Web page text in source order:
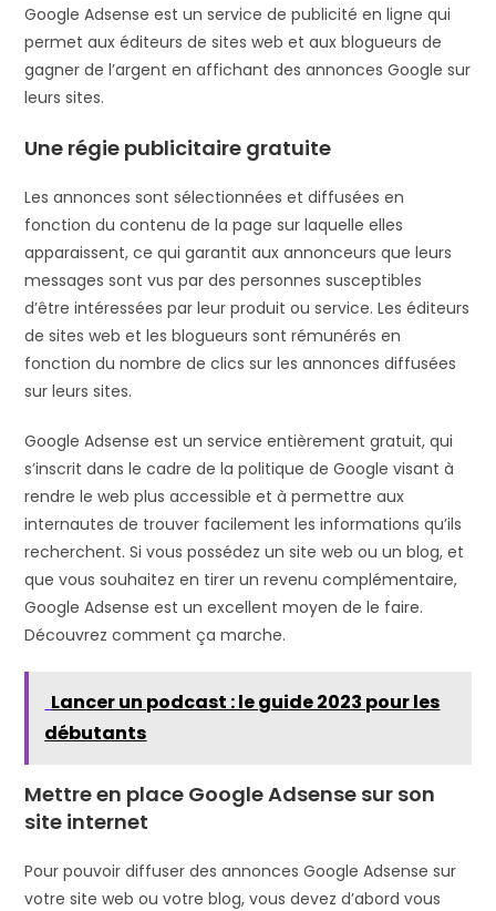
Google Adsense est un service de publicité en ligne qui
permet aux éditeurs de sites web et aux blogueurs de
gagner de l’argent en affichant des annonces Google sur
leurs sites.
Une régie publicitaire gratuite
Les annonces sont sélectionnées et diffusées en
fonction du contenu de la page sur laquelle elles
apparaissent, ce qui garantit aux annonceurs que leurs
messages sont vus par des personnes susceptibles
d’être intéressées par leur produit ou service. Les éditeurs
de sites web et les blogueurs sont rémunérés en
fonction du nombre de clics sur les annonces diffusées
sur leurs sites.
Google Adsense est un service entièrement gratuit, qui
s’inscrit dans le cadre de la politique de Google visant à
rendre le web plus accessible et à permettre aux
internautes de trouver facilement les informations qu’ils
recherchent. Si vous possédez un site web ou un blog, et
que vous souhaitez en tirer un revenu complémentaire,
Google Adsense est un excellent moyen de le faire.
Découvrez comment ça marche.
Lancer un podcast : le guide 2023 pour les
débutants
Mettre en place Google Adsense sur son
site internet
Pour pouvoir diffuser des annonces Google Adsense sur
votre site web ou votre blog, vous devez d’abord vous